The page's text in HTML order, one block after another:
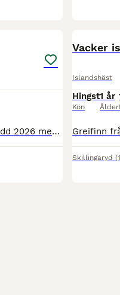
Hvika från Segersgården är ett mycket lovande sto född 2026 med attraktiv färgsättning – fux med bläs och tre vita ben. Hon kan dessutom komma att få ljusa ögon, även om det ännu är för tidigt att säg
Vacker
Islandshäst
Hingst
Kön
1 år
Ålder
Skillingaryd